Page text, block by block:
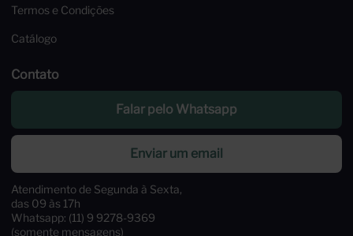
Termos e Condições
Catálogo
Contato
Falar pelo Whatsapp
Enviar um email
Atendimento de Segunda à Sexta,
das 09 às 17h
Whatsapp: (11) 9 9278-9369
(somente mensagens)